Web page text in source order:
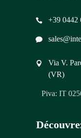
+39 0442
Via V.
(VR)
Piva: IT